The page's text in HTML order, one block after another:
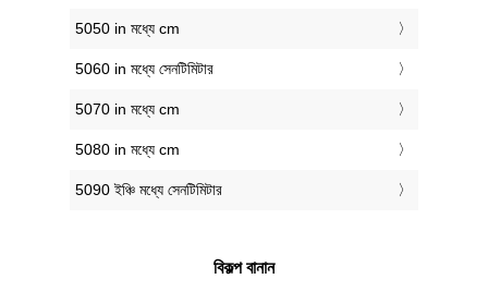
5050 in মধ্যে cm
5060 in মধ্যে সেনটিমিটার
5070 in মধ্যে cm
5080 in মধ্যে cm
5090 ইঞ্চি মধ্যে সেনটিমিটার
বিকল্প বানান